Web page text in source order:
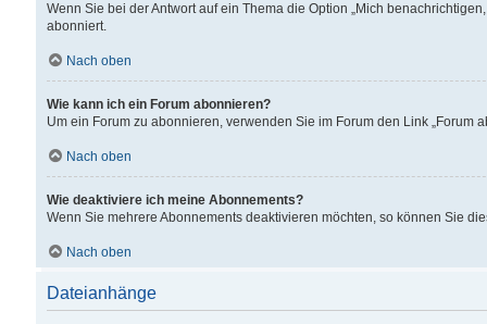
Wenn Sie bei der Antwort auf ein Thema die Option „Mich
abonniert.
Nach oben
Wie kann ich ein Forum abonnieren?
Um ein Forum zu abonnieren, verwenden Sie im Forum den Link „Forum
Nach oben
Wie deaktiviere ich meine Abonnements?
Wenn Sie mehrere Abonnements deaktivieren möchten, so können Sie
Nach oben
Dateianhänge